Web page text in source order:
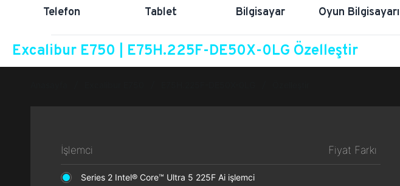
Telefon Tablet Bilgisayar Oyun Bilgisayarı
Excalibur E750 | E75H.225F-DE50X-0LG Özelleştir
İşlemci Fiyat Farkı
Series 2 Intel® Core™ Ultra 5 225F Ai işlemci